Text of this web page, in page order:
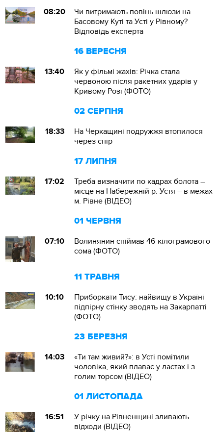
08:20
Чи витримають повінь шлюзи на
Басовому Куті та Усті у Рівному?
Відповідь експерта
16 ВЕРЕСНЯ
13:40
Як у фільмі жахів: Річка стала
червоною після ракетних ударів у
Кривому Розі (ФОТО)
02 СЕРПНЯ
18:33
На Черкащині подружжя втопилося
через спір
17 ЛИПНЯ
17:02
Треба визначити по кадрах болота –
місце на Набережній р. Устя – в межах
м. Рівне (ВІДЕО)
01 ЧЕРВНЯ
07:10
Волинянин спіймав 46-кілограмового
сома (ФОТО)
11 ТРАВНЯ
10:10
Приборкати Тису: найвищу в Україні
підпірну стінку зводять на Закарпатті
(ФОТО)
23 БЕРЕЗНЯ
14:03
«Ти там живий?»: в Усті помітили
чоловіка, який плаває у ластах і з
голим торсом (ВІДЕО)
01 ЛИСТОПАДА
16:51
У річку на Рівненщині зливають
відходи (ВІДЕО)